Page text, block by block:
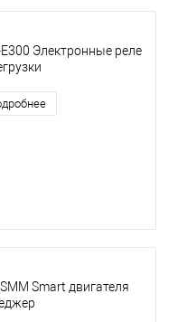
Электронные реле
Smart двигателя